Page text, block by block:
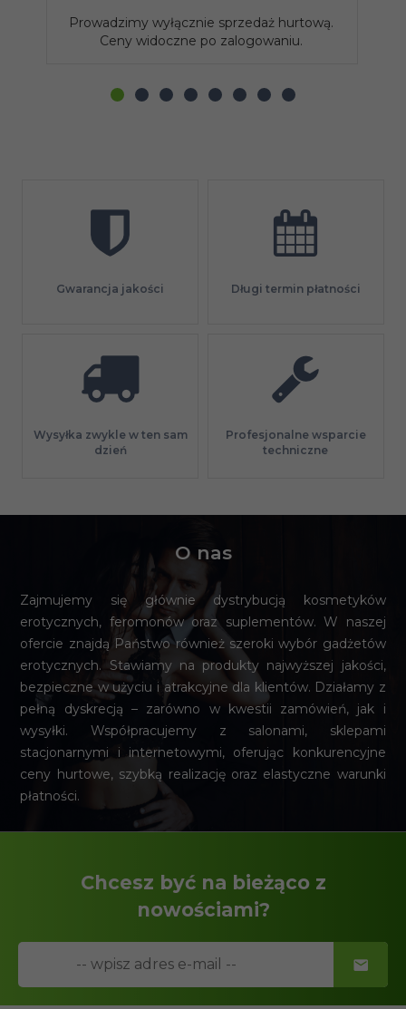
Prowadzimy wyłącznie sprzedaż hurtową.
Ceny widoczne po zalogowaniu.
Gwarancja jakości Długi termin płatności
Wysyłka zwykle w ten sam
dzień
Profesjonalne wsparcie
techniczne
O nas
Zajmujemy się głównie dystrybucją kosmetyków
erotycznych, feromonów oraz suplementów. W naszej
ofercie znajdą Państwo również szeroki wybór gadżetów
erotycznych. Stawiamy na produkty najwyższej jakości,
bezpieczne w użyciu i atrakcyjne dla klientów. Działamy z
pełną dyskrecją – zarówno w kwestii zamówień, jak i
wysyłki. Współpracujemy z salonami, sklepami
stacjonarnymi i internetowymi, oferując konkurencyjne
ceny hurtowe, szybką realizację oraz elastyczne warunki
płatności.
Chcesz być na bieżąco z
nowościami?